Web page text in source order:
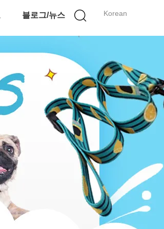
Korean
블로그/뉴스